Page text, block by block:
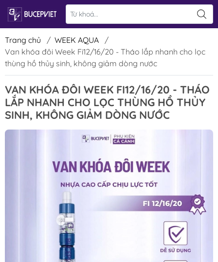
Trang chủ / WEEK AQUA
/
Van khóa đôi Week Fi12/16/20 - Tháo lắp nhanh cho lọc
thùng hồ thủy sinh, không giảm dòng nước
VAN KHÓA ĐÔI WEEK FI12/16/20 - THÁO
LẮP NHANH CHO LỌC THÙNG HỒ THỦY
SINH, KHÔNG GIẢM DÒNG NƯỚC